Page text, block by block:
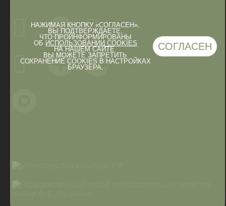
НАЖИМАЯ КНОПКУ «СОГЛАСЕН»,
ВЫ ПОДТВЕРЖДАЕТЕ,
ЧТО ПРОИНФОРМИРОВАНЫ
ОБ ИСПОЛЬЗОВАНИИ COOKIES
НА НАШЕМ САЙТЕ.
ВЫ МОЖЕТЕ ЗАПРЕТИТЬ
СОХРАНЕНИЕ COOKIES В НАСТРОЙКАХ
БРАУЗЕРА.
СОГЛАСЕН